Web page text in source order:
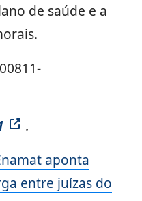
de saúde e a
.
aponta
entre juízas do